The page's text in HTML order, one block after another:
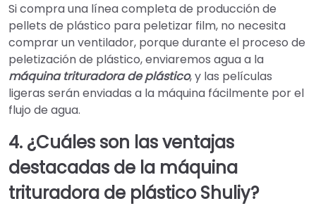
Si compra una línea completa de producción de
pellets de plástico para peletizar film, no necesita
comprar un ventilador, porque durante el proceso de
peletización de plástico, enviaremos agua a la
máquina trituradora de plástico, y las películas
ligeras serán enviadas a la máquina fácilmente por el
flujo de agua.
4. ¿Cuáles son las ventajas
destacadas de la máquina
trituradora de plástico Shuliy?